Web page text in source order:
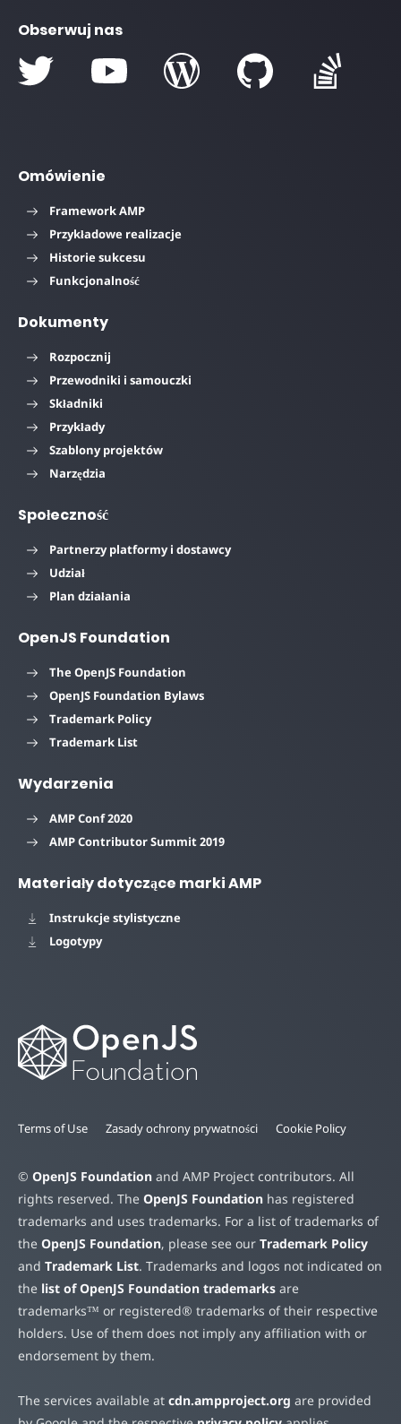
Obserwuj nas
Omówienie
Framework AMP
Przykładowe realizacje
Historie sukcesu
Funkcjonalność
Dokumenty
Rozpocznij
Przewodniki i samouczki
Składniki
Przykłady
Szablony projektów
Narzędzia
Społeczność
Partnerzy platformy i dostawcy
Udział
Plan działania
OpenJS Foundation
The OpenJS Foundation
OpenJS Foundation Bylaws
Trademark Policy
Trademark List
Wydarzenia
AMP Conf 2020
AMP Contributor Summit 2019
Materiały dotyczące marki AMP
Instrukcje stylistyczne
Logotypy
Terms of Use Zasady ochrony prywatności Cookie Policy
© OpenJS Foundation and AMP Project contributors. All
rights reserved. The OpenJS Foundation has registered
trademarks and uses trademarks. For a list of trademarks of
the OpenJS Foundation, please see our Trademark Policy
and Trademark List. Trademarks and logos not indicated on
the list of OpenJS Foundation trademarks are
trademarks™ or registered® trademarks of their respective
holders. Use of them does not imply any affiliation with or
endorsement by them.
The services available at cdn.ampproject.org are provided